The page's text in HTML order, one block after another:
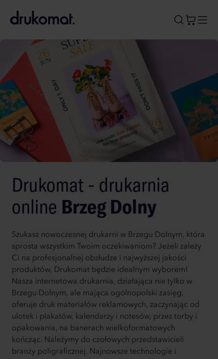
A
Drukomat - drukarnia
online Brzeg Dolny
Szukasz nowoczesnej drukarni w Brzegu Dolnym, która
sprosta wszystkim Twoim oczekiwaniom? Jeżeli zależy
Ci na profesjonalnej obsłudze i najwyższej jakości
produktów, Drukomat będzie idealnym wyborem!
Nasza internetowa drukarnia, działająca nie tylko w
Brzegu Dolnym, ale mająca ogólnopolski zasięg,
oferuje druk materiałów reklamowych, zaczynając od
ulotek i plakatów, kalendarzy i notesów, przez torby i
opakowania, na banerach wielkoformatowych
kończąc. Należymy do czołowych przedstawicieli
branży poligraficznej. Najnowsze technologie i